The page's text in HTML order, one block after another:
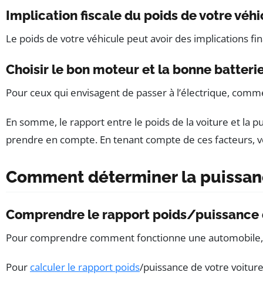
Implication fiscale du poids de votre
Le poids de votre véhicule peut avoir des implications
Choisir le bon moteur et la bonne
Pour ceux qui envisagent de passer à l’électrique,
En somme, le rapport entre le poids de la voiture et la
prendre en compte. En tenant compte de ces facteurs,
Comment déterminer la
Comprendre le rapport poids/puissance
Pour comprendre comment fonctionne une
Pour calculer le rapport poids/puissance de votre